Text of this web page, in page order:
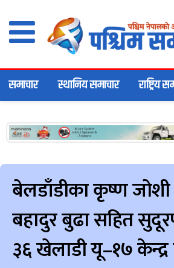
समाचार स्थानिय समाचार राष्ट्रिय
बेलडाँडीका कृष्ण जोशी
बहादुर बुढा सहित
३६ खेलाडी यू–१७